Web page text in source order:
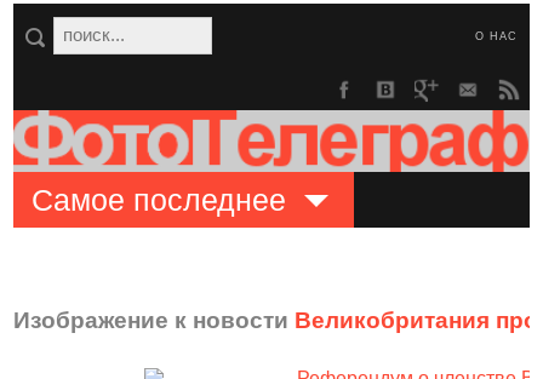
О НАС
Самое последнее
Изображение к новости Великобритания